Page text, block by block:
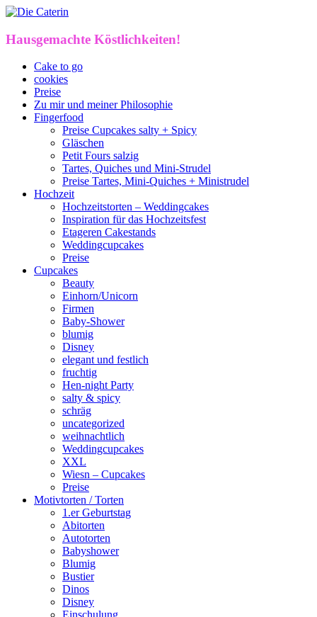
Hausgemachte Köstlichkeiten!
Cake to go
cookies
Preise
Zu mir und meiner Philosophie
Fingerfood
Preise Cupcakes salty + Spicy
Gläschen
Petit Fours salzig
Tartes, Quiches und Mini-Strudel
Preise Tartes, Mini-Quiches + Ministrudel
Hochzeit
Hochzeitstorten – Weddingcakes
Inspiration für das Hochzeitsfest
Etageren Cakestands
Weddingcupcakes
Preise
Cupcakes
Beauty
Einhorn/Unicorn
Firmen
Baby-Shower
blumig
Disney
elegant und festlich
fruchtig
Hen-night Party
salty & spicy
schräg
uncategorized
weihnachtlich
Weddingcupcakes
XXL
Wiesn – Cupcakes
Preise
Motivtorten / Torten
1.er Geburtstag
Abitorten
Autotorten
Babyshower
Blumig
Bustier
Dinos
Disney